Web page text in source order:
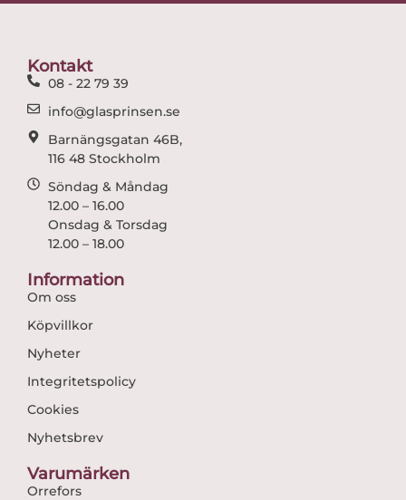
Kontakt
08 - 22 79 39
info@glasprinsen.se
Barnängsgatan 46B,
116 48 Stockholm
Söndag & Måndag
12.00 – 16.00
Onsdag & Torsdag
12.00 – 18.00
Information
Om oss
Köpvillkor
Nyheter
Integritetspolicy
Cookies
Nyhetsbrev
Varumärken
Orrefors